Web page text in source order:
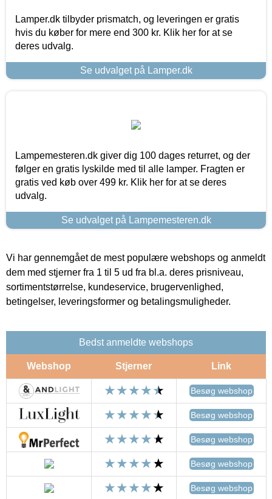
Lamper.dk tilbyder prismatch, og leveringen er gratis
hvis du køber for mere end 300 kr. Klik her for at se
deres udvalg.
Se udvalget på Lamper.dk
Lampemesteren.dk giver dig 100 dages returret, og der
følger en gratis lyskilde med til alle lamper. Fragten er
gratis ved køb over 499 kr. Klik her for at se deres
udvalg.
Se udvalget på Lampemesteren.dk
Vi har gennemgået de mest populære webshops og anmeldt
dem med stjerner fra 1 til 5 ud fra bl.a. deres prisniveau,
sortimentstørrelse, kundeservice, brugervenlighed,
betingelser, leveringsformer og betalingsmuligheder.
Bedst anmeldte webshops
Webshop Stjerner Link
Besøg webshop
Besøg webshop
Besøg webshop
Besøg webshop
Besøg webshop